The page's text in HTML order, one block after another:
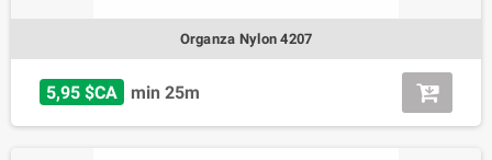
Organza Nylon 4207
5,95 $CA min 25m